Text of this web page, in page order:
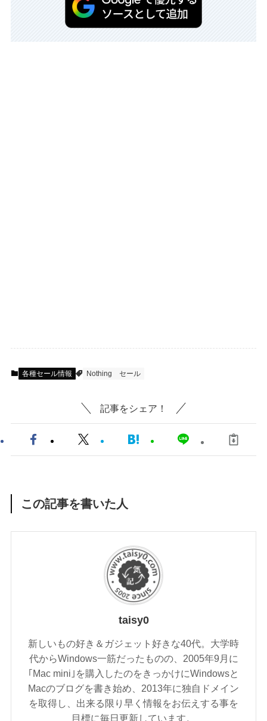
各種セール情報 Nothing セール
記事をシェア！
この記事を書いた人
taisy0
新しいもの好き＆ガジェット好きな40代。大学時
代からWindows一筋だったものの、2005年9月に
｢Mac mini｣を購入したのをきっかけにWindowsと
Macのブログを書き始め、2013年に独自ドメイン
を取得し、出来る限り早く情報をお伝えする事を
目標に毎日更新しています。